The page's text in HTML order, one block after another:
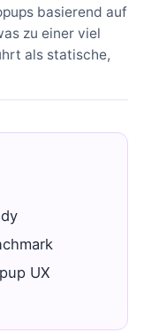
basierend auf
zu einer viel
als statische,
UX